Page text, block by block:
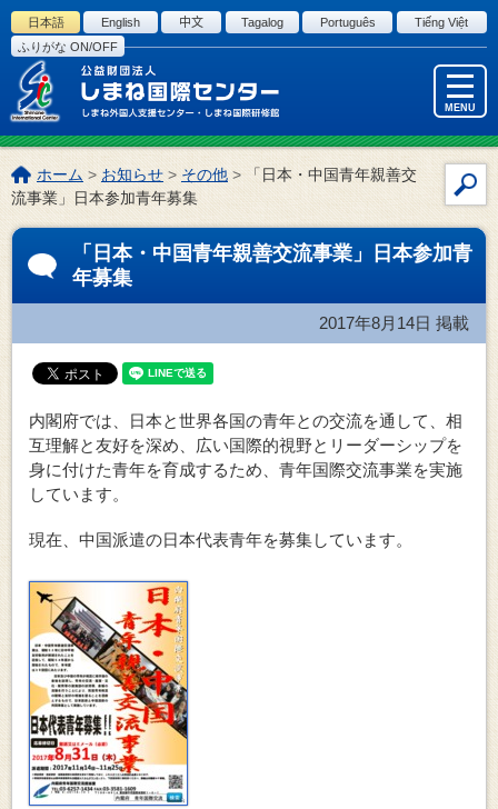
このページの本文へ
日本語 English 中文 Tagalog Português
Tiếng Việt
ふりがな ON/OFF
MENU
イ
ト
内
索
こ
の
ペ
ホーム > お知らせ > その他>「日本・中国青年親善交
流事業」日本参加青年募集
「日本・中国青年親善交流事業」日本参加青
年募集
2017年8月14日 掲載
内閣府では、日本と世界各国の青年との交流を通して、相
互理解と友好を深め、広い国際的視野とリーダーシップを
身に付けた青年を育成するため、青年国際交流事業を実施
しています。
現在、中国派遣の日本代表青年を募集しています。